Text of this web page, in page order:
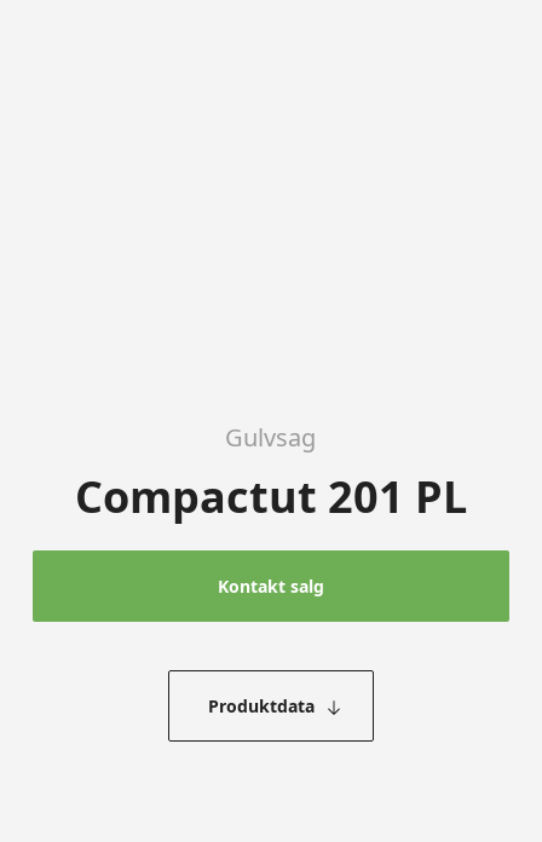
Gulvsag
Compactut 201 PL
Kontakt salg
Produktdata